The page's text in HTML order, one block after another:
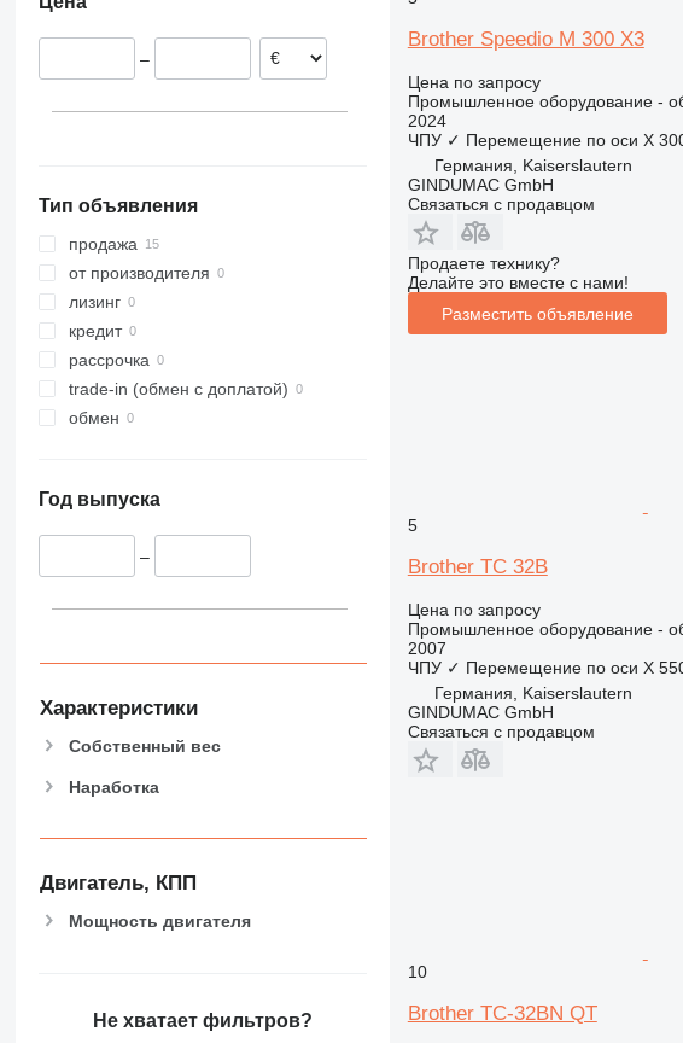
Словакия
Сербия
–
Тип объявления
продажа
от производителя
лизинг
кредит
рассрочка
trade-in (обмен с доплатой)
обмен
Год выпуска
–
Характеристики
Собственный вес
Наработка
Двигатель, КПП
Мощность двигателя
Не хватает фильтров?
Brother Speedio M 300 X3
Цена по запросу
Промышленное оборудование -
2024
ЧПУ ✓ Перемещение по оси X
Германия, Kaiserslautern
GINDUMAC GmbH
Связаться с продавцом
Продаете технику?
Делайте это вместе с нами!
Разместить объявление
5
Brother TC 32B
Цена по запросу
Промышленное оборудование -
2007
ЧПУ ✓ Перемещение по оси X
Германия, Kaiserslautern
GINDUMAC GmbH
Связаться с продавцом
10
Brother TC-32BN QT